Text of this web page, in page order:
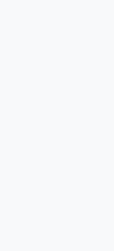
コミュニティ
名前が示すように
ディアチャネルを
加したり、暗号プ
るなどのアクティ
ジェクトを中心と
プラットフォ